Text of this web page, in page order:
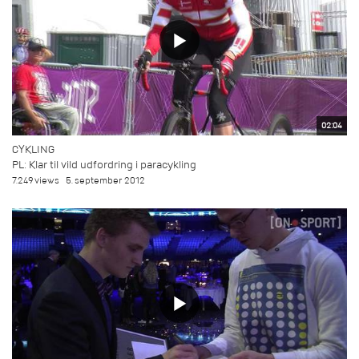
02:04
CYKLING
PL: Klar til vild udfordring i paracykling
7.249 views 5. september 2012